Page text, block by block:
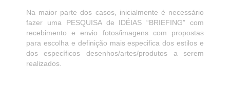
Na maior parte dos casos, inicialmente é necessário
fazer uma PESQUISA de IDÉIAS “BRIEFING” com
recebimento e envio fotos/imagens com propostas
para escolha e definição mais especifica dos estilos e
dos específicos desenhos/artes/produtos a serem
realizados.